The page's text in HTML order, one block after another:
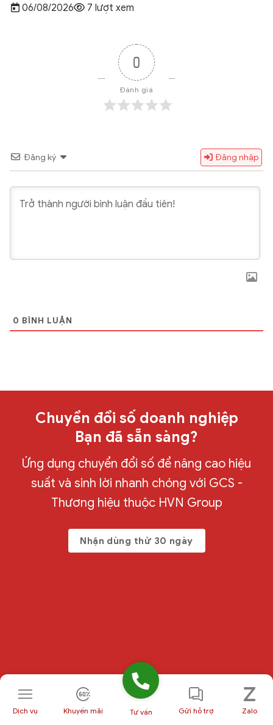
06/08/2026
7 lượt xem
0
Đánh giá
Đăng ký Đăng nhập
0 BÌNH LUẬN
Chuyển đổi số doanh nghiệp
Bạn đã sẵn sàng?
Ứng dụng chuyển đổi số để nâng cao hiệu
suất và sinh lời nhanh chóng với GCS -
Thương hiệu thuộc HVN Group
Nhận dùng thử 30 ngày
Dịch vụ Khuyến mãi Tư vấn Gửi hỗ trợ Zalo